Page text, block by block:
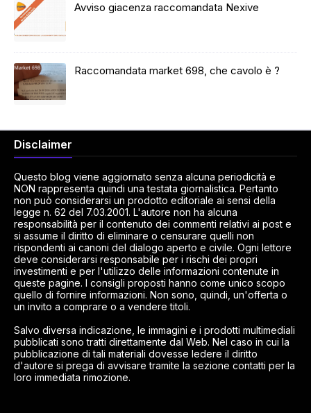
Avviso giacenza raccomandata Nexive
Raccomandata market 698, che cavolo è ?
Disclaimer
Questo blog viene aggiornato senza alcuna periodicità e
NON rappresenta quindi una testata giornalistica. Pertanto
non può considerarsi un prodotto editoriale ai sensi della
legge n. 62 del 7.03.2001. L'autore non ha alcuna
responsabilità per il contenuto dei commenti relativi ai post e
si assume il diritto di eliminare o censurare quelli non
rispondenti ai canoni del dialogo aperto e civile. Ogni lettore
deve considerarsi responsabile per i rischi dei propri
investimenti e per l'utilizzo delle informazioni contenute in
queste pagine. I consigli proposti hanno come unico scopo
quello di fornire informazioni. Non sono, quindi, un'offerta o
un invito a comprare o a vendere titoli.
Salvo diversa indicazione, le immagini e i prodotti multimediali
pubblicati sono tratti direttamente dal Web. Nel caso in cui la
pubblicazione di tali materiali dovesse ledere il diritto
d'autore si prega di avvisare tramite la sezione contatti per la
loro immediata rimozione.